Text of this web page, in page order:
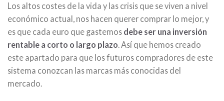
Los altos costes de la vida y las crisis que se viven a nivel
económico actual, nos hacen querer comprar lo mejor, y
es que cada euro que gastemos debe ser una inversión
rentable a corto o largo plazo . Así que hemos creado
este apartado para que los futuros compradores de este
sistema conozcan las marcas más conocidas del
mercado.